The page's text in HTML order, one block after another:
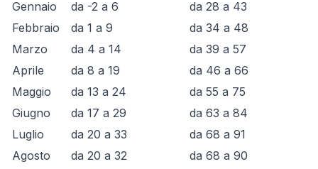
Gennaio
da -2 a 6
da 28 a 43
Febbraio
da 1 a 9
da 34 a 48
Marzo
da 4 a 14
da 39 a 57
Aprile
da 8 a 19
da 46 a 66
Maggio
da 13 a 24
da 55 a 75
Giugno
da 17 a 29
da 63 a 84
Luglio
da 20 a 33
da 68 a 91
Agosto
da 20 a 32
da 68 a 90